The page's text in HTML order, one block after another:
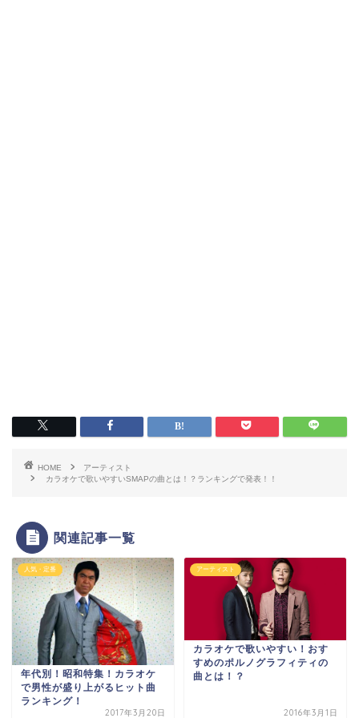
HOME
アーティスト
カラオケで歌いやすいSMAPの曲とは！？ランキングで発表！！
関連記事一覧
人気・定番
年代別！昭和特集！カラオケ
で男性が盛り上がるヒット曲
ランキング！
2017年3月20日
アーティスト
カラオケで歌いやすい！おす
すめのポルノグラフィティの
曲とは！？
2016年3月1日